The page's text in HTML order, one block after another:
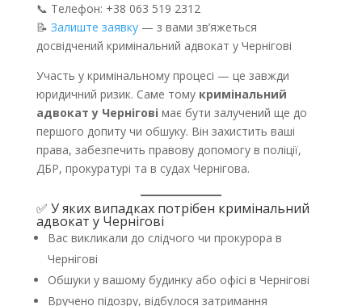
📞 Телефон: +38 063 519 2312
📝 Залиште заявку — з вами зв’яжеться
досвідчений кримінальний адвокат у Чернігові
Участь у кримінальному процесі — це завжди
юридичний ризик. Саме тому кримінальний
адвокат у Чернігові має бути залучений ще до
першого допиту чи обшуку. Він захистить ваші
права, забезпечить правову допомогу в поліції,
ДБР, прокуратурі та в судах Чернігова.
✅ У яких випадках потрібен кримінальний
адвокат у Чернігові
Вас викликали до слідчого чи прокурора в
Чернігові
Обшуки у вашому будинку або офісі в Чернігові
Вручено підозру, відбулося затримання